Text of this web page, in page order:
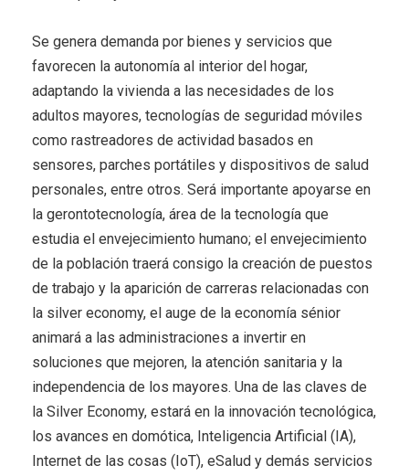
Se genera demanda por bienes y servicios que
favorecen la autonomía al interior del hogar,
adaptando la vivienda a las necesidades de los
adultos mayores, tecnologías de seguridad móviles
como rastreadores de actividad basados en
sensores, parches portátiles y dispositivos de salud
personales, entre otros. Será importante apoyarse en
la gerontotecnología, área de la tecnología que
estudia el envejecimiento humano; el envejecimiento
de la población traerá consigo la creación de puestos
de trabajo y la aparición de carreras relacionadas con
la silver economy, el auge de la economía sénior
animará a las administraciones a invertir en
soluciones que mejoren, la atención sanitaria y la
independencia de los mayores. Una de las claves de
la Silver Economy, estará en la innovación tecnológica,
los avances en domótica, Inteligencia Artificial (IA),
Internet de las cosas (IoT), eSalud y demás servicios